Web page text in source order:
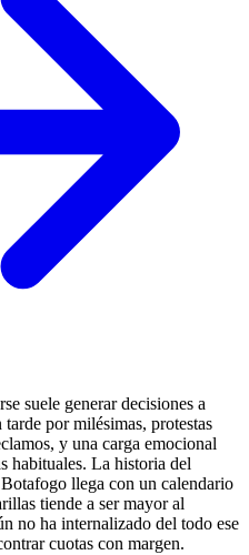
suele generar decisiones a
por milésimas, protestas
y una carga emocional
habituales. La historia del
llega con un calendario
tiende a ser mayor al
no ha internalizado del todo ese
cuotas con margen.